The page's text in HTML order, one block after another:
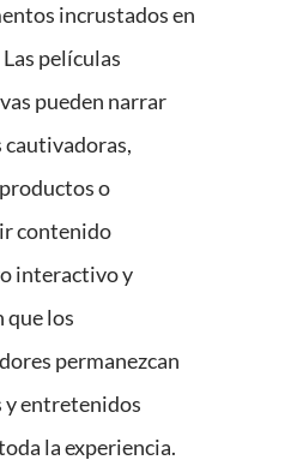
incrustados en
películas
pueden narrar
o
contenido
interactivo y
que los
permanezcan
y entretenidos
la experiencia.